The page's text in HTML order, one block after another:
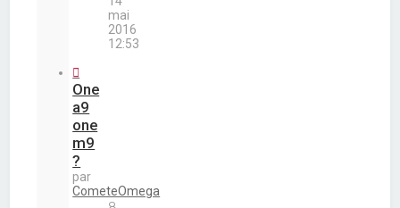
mai
2016
12:53
One
a9
one
m9
?
par
CometeOmega